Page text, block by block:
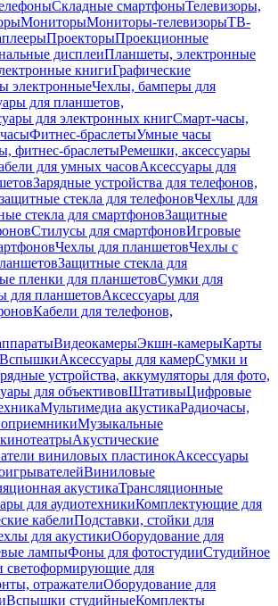
Складные смартфоныТелевизоры,
МониторыМониторы-телевизорыТВ-
ПроекторыПроекционные
дисплеиПланшеты, электронные
книгиГрафические
электронныеЧехлы, бамперы для
для планшетов,
для электронных книгСмарт-часы,
Фитнес-браслетыУмные часы
фитнес-браслетыРемешки, аксессуары
для умных часовАксессуары для
Зарядные устройства для телефонов,
стекла для телефоновЧехлы для
стекла для смартфоновЗащитные
Стилусы для смартфоновИгровые
Чехлы для планшетовЧехлы с
Защитные стекла для
пленки для планшетовСумки для
для планшетовАксессуары для
Кабели для телефонов,
ВидеокамерыЭкшн-камерыКарты
ВспышкиАксессуары для камерСумки и
устройства, аккумуляторы для фото,
для объективовШтативыЦифровые
Мультимедиа акустикаРадиочасы,
Музыкальные
Акустические
виниловых пластинокАксессуары
Виниловые
акустикаТрансляционные
для аудиотехникиКомплектующие для
кабелиПодставки, стойки для
для акустикиОборудование для
лампыФоны для фотостудииСтудийное
светоформирующие для
отражателиОборудование для
Вспышки студийныеКомплекты